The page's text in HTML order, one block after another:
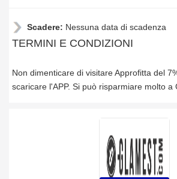
Scadere: Nessuna data di scadenza
TERMINI E CONDIZIONI
Non dimenticare di visitare Approfitta del
scaricare l'APP. Si può risparmiare molto a